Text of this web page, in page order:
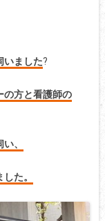
いました?
の方と看護師の
、
た。